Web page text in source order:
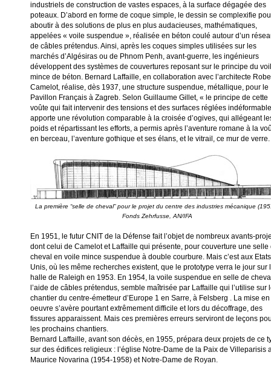
industriels de construction de vastes espaces, à la surface dégagée des
poteaux. D’abord en forme de coque simple, le dessin se complexifie
aboutir à des solutions de plus en plus audacieuses, mathématiques,
appelées « voile suspendue », réalisée en béton coulé autour d’un
de câbles prétendus. Ainsi, après les coques simples utilisées sur les
marchés d’Algésiras ou de Phnom Penh, avant-guerre, les ingénieurs
développent des systèmes de couvertures reposant sur le principe du
mince de béton. Bernard Laffaille, en collaboration avec l’architecte
Camelot, réalise, dès 1937, une structure suspendue, métallique, pour le
Pavillon Français à Zagreb. Selon Guillaume Gillet, « le principe de cette
voûte qui fait intervenir des tensions et des surfaces réglées
apporte une révolution comparable à la croisée d’ogives, qui allégeant
poids et répartissant les efforts, a permis après l’aventure romane à la
en berceau, l’aventure gothique et ses élans, et le vitrail, ce mur de verre.
La première “selle de cheval” pour le projet du centre des industries mécanique
En 1951, le futur CNIT de la Défense fait l’objet de nombreux avants-
dont celui de Camelot et Laffaille qui présente, pour couverture une selle
cheval en voile mince suspendue à double courbure. Mais c’est aux
Unis, où les même recherches existent, que le prototype verra le jour sur
halle de Raleigh en 1953. En 1954, la voile suspendue en selle de
l’aide de câbles prétendus, semble maîtrisée par Laffaille qui l’utilise sur
chantier du centre-émetteur d’Europe 1 en Sarre, à Felsberg . La mise en
oeuvre s’avère pourtant extrêmement difficile et lors du décoffrage, des
fissures apparaissent. Mais ces premières erreurs serviront de leçons
les prochains chantiers.
Bernard Laffaille, avant son décès, en 1955, prépara deux projets de ce
sur des édifices religieux : l’église Notre-Dame de la Paix de Villeparisis
Maurice Novarina (1954-1958) et Notre-Dame de Royan.